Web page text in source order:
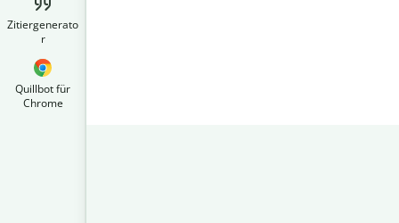
Zitiergenerato
r
Quillbot für
Chrome